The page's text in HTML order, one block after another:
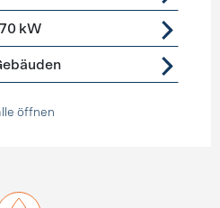
kW
öffnen